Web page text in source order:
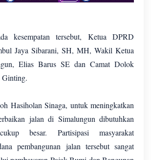
kesempatan tersebut, Ketua DPRD
Jaya Sibarani, SH, MH, Wakil Ketua
Elias Barus SE dan Camat Dolok
Ginting.
Hasiholan Sinaga, untuk meningkatkan
jalan di Simalungun dibutuhkan
besar. Partisipasi masyarakat
pembangunan jalan tersebut sangat